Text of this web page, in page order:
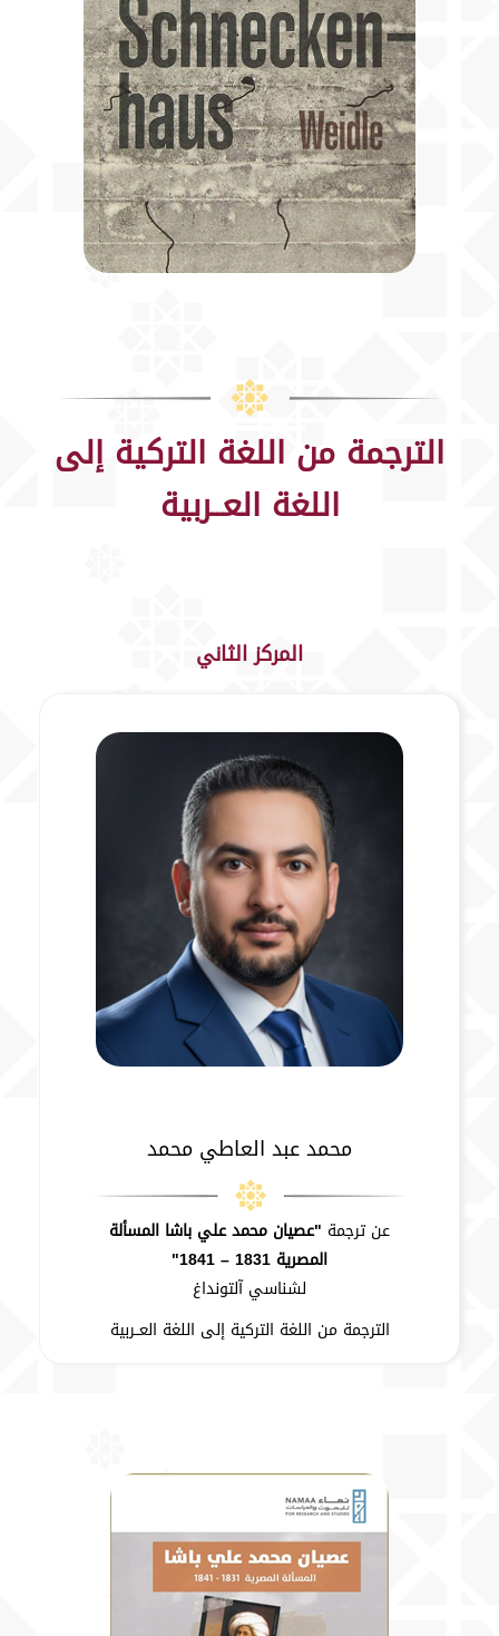
الترجمة من اللغة التركية إلى
اللغة العــربية
المركز الثاني
محمد عبد العاطي محمد
عن ترجمة "عصيان محمد علي باشا المسألة
المصرية 1831 – 1841"
لشناسي آلتونداغ
الترجمة من اللغة التركية إلى اللغة العــربية